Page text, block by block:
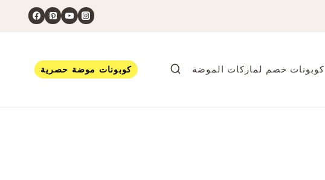
كوبونات خصم لماركات الموضة كوبونات موضة حصرية